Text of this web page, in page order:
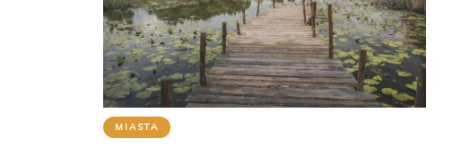
MIASTA